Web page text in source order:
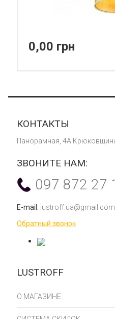
0,00 грн
LUSTROFF
О МАГАЗИНЕ
КОНТАКТЫ
Панорамная, 4А
ЗВОНИТЕ НАМ:
097 872 27
E-mail: lustroff.ua@gmail.com
Обратный звонок